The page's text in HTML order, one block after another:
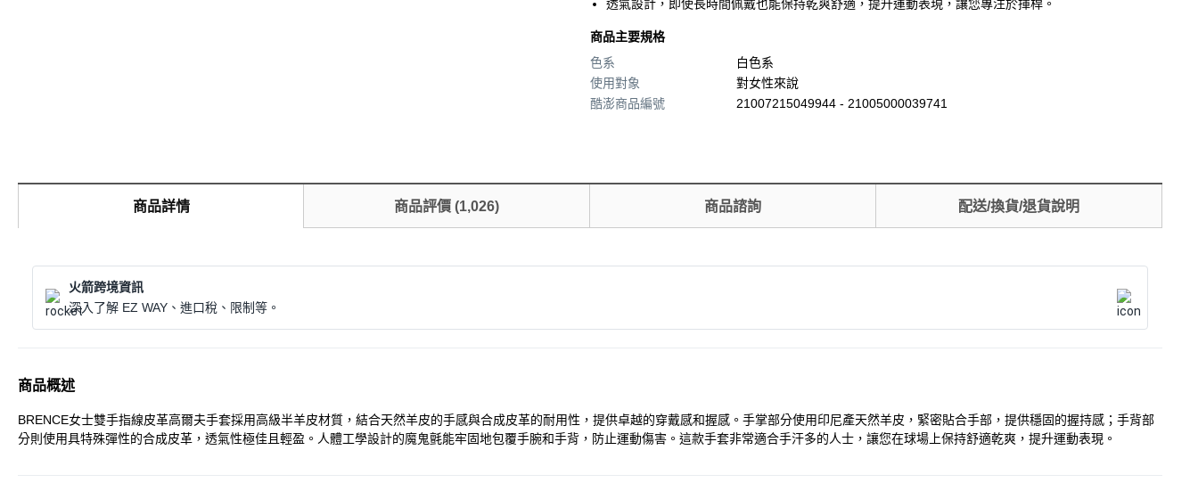
透氣設計，即使長時間佩戴也能保持乾爽舒適，提升運動表現，讓您專注於揮桿。
商品主要規格
色系
白色系
使用對象
對女性來說
酷澎商品編號
21007215049944 - 21005000039741
商品詳情 商品評價 (1,026) 商品諮詢 配送/換貨/退貨說明
火箭跨境資訊
深入了解 EZ WAY、進口稅、限制等。
商品概述
BRENCE女士雙手指線皮革高爾夫手套採用高級半羊皮材質，結合天然羊皮的手感與合成皮革的耐用性，提供卓越的穿戴感和握感。手掌部分使用印尼產天然羊皮，緊密貼合手部，提供穩固的握持感；手背部
分則使用具特殊彈性的合成皮革，透氣性極佳且輕盈。人體工學設計的魔鬼氈能牢固地包覆手腕和手背，防止運動傷害。這款手套非常適合手汗多的人士，讓您在球場上保持舒適乾爽，提升運動表現。